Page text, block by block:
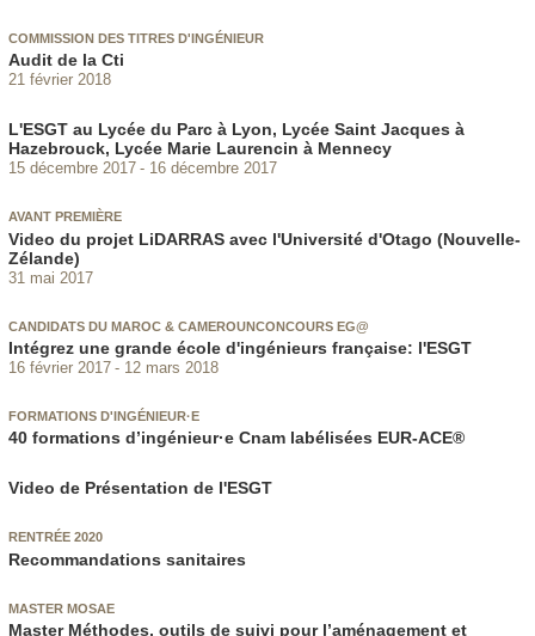
COMMISSION DES TITRES D'INGÉNIEUR
Audit de la Cti
21 février 2018
L'ESGT au Lycée du Parc à Lyon, Lycée Saint Jacques à
Hazebrouck, Lycée Marie Laurencin à Mennecy
15 décembre 2017 16 décembre 2017
AVANT PREMIÈRE
Video du projet LiDARRAS avec l'Université d'Otago (Nouvelle-
Zélande)
31 mai 2017
CANDIDATS DU MAROC & CAMEROUNCONCOURS EG@
Intégrez une grande école d'ingénieurs française: l'ESGT
16 février 2017 12 mars 2018
FORMATIONS D'INGÉNIEUR·E
40 formations d’ingénieur·e Cnam labélisées EUR-ACE®
Video de Présentation de l'ESGT
RENTRÉE 2020
Recommandations sanitaires
MASTER MOSAE
Master Méthodes, outils de suivi pour l’aménagement et